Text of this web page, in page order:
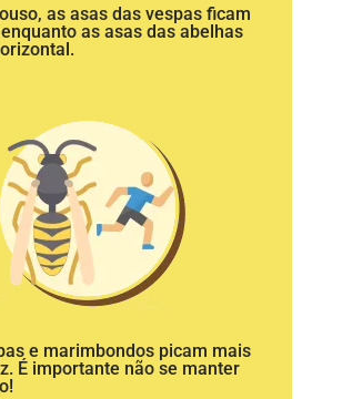
as asas das vespas ficam
as asas das abelhas
e marimbondos picam mais
É importante não se manter